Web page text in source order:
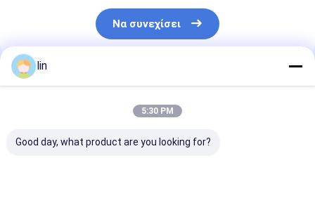
Να συνεχίσει
Συνιστώμενα Προϊόντα
lin
5:30 PM
Good day, what product are you looking for?